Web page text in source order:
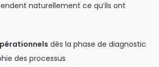
naturellement ce qu’ils ont
dès la phase de diagnostic
des processus